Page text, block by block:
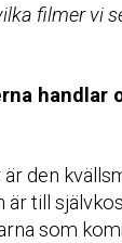
filmer vi
handlar
den
är till
som